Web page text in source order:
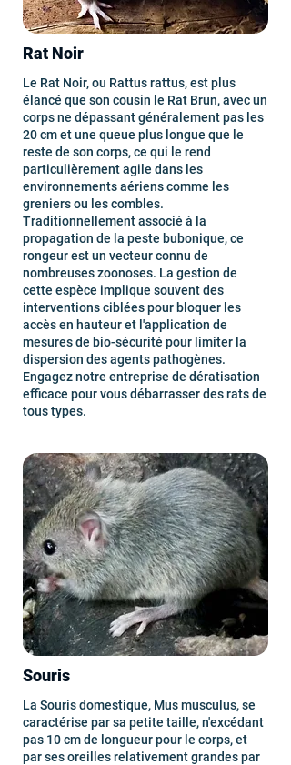
Rat Noir
Le Rat Noir, ou Rattus rattus, est plus
élancé que son cousin le Rat Brun, avec un
corps ne dépassant généralement pas les
20 cm et une queue plus longue que le
reste de son corps, ce qui le rend
particulièrement agile dans les
environnements aériens comme les
greniers ou les combles.
Traditionnellement associé à la
propagation de la peste bubonique, ce
rongeur est un vecteur connu de
nombreuses zoonoses. La gestion de
cette espèce implique souvent des
interventions ciblées pour bloquer les
accès en hauteur et l'application de
mesures de bio-sécurité pour limiter la
dispersion des agents pathogènes.
Engagez notre entreprise de dératisation
efficace pour vous débarrasser des rats de
tous types.
Souris
La Souris domestique, Mus musculus, se
caractérise par sa petite taille, n'excédant
pas 10 cm de longueur pour le corps, et
par ses oreilles relativement grandes par